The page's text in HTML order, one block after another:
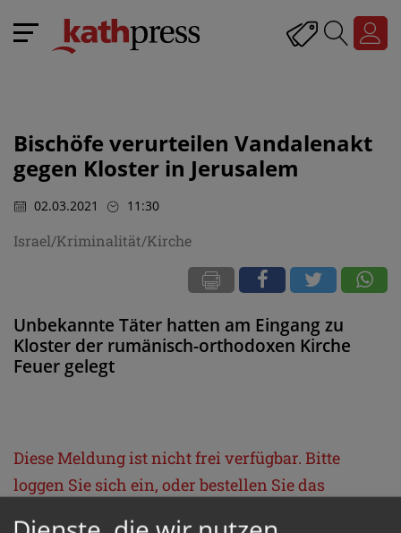
Bischöfe verurteilen Vandalenakt
gegen Kloster in Jerusalem
02.03.2021 11:30
Israel/Kriminalität/Kirche
Unbekannte Täter hatten am Eingang zu
Kloster der rumänisch-orthodoxen Kirche
Feuer gelegt
Diese Meldung ist nicht frei verfügbar. Bitte
loggen Sie sich ein, oder bestellen Sie das